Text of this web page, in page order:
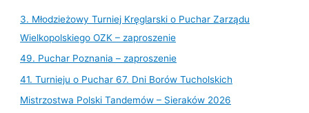
3. Młodzieżowy Turniej Kręglarski o Puchar Zarządu
Wielkopolskiego OZK – zaproszenie
49. Puchar Poznania – zaproszenie
41. Turnieju o Puchar 67. Dni Borów Tucholskich
Mistrzostwa Polski Tandemów – Sieraków 2026